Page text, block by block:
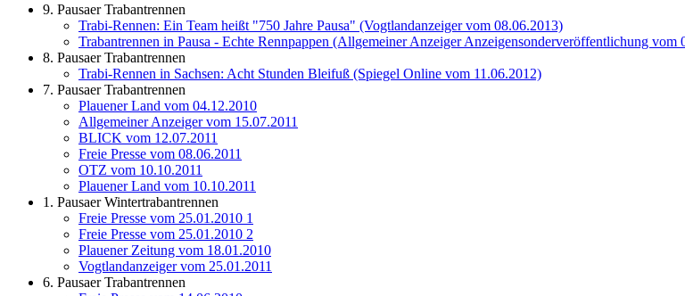
9. Pausaer Trabantrennen
Trabi-Rennen: Ein Team heißt "750 Jahre Pausa" (Vogtlandanzeiger vom 08.06.2013)
Trabantrennen in Pausa - Echte Rennpappen (Allgemeiner Anzeiger Anzeigensonderveröffentlichung vom
8. Pausaer Trabantrennen
Trabi-Rennen in Sachsen: Acht Stunden Bleifuß (Spiegel Online vom 11.06.2012)
7. Pausaer Trabantrennen
Plauener Land vom 04.12.2010
Allgemeiner Anzeiger vom 15.07.2011
BLICK vom 12.07.2011
Freie Presse vom 08.06.2011
OTZ vom 10.10.2011
Plauener Land vom 10.10.2011
1. Pausaer Wintertrabantrennen
Freie Presse vom 25.01.2010 1
Freie Presse vom 25.01.2010 2
Plauener Zeitung vom 18.01.2010
Vogtlandanzeiger vom 25.01.2011
6. Pausaer Trabantrennen